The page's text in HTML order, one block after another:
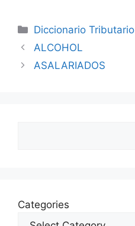
Categories
Diccionario Tributario
ALCOHOL
ASALARIADOS
Categories